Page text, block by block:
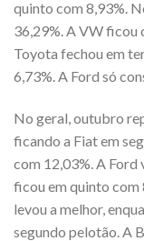
quinto com 8,93%.
36,29%. A VW ficou
Toyota fechou em
6,73%. A Ford só
No geral, outubro
ficando a Fiat em
com 12,03%. A Ford
ficou em quinto com
levou a melhor,
segundo pelotão. A